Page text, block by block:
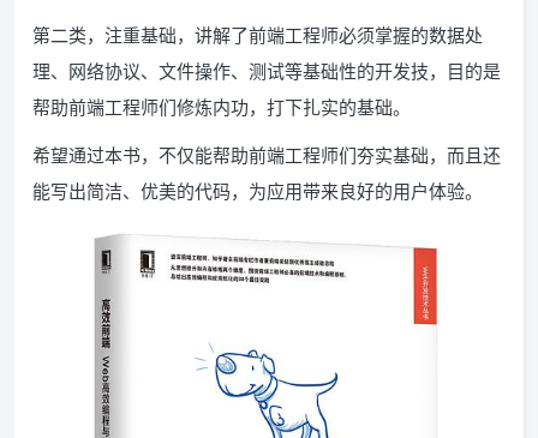
第二类，注重基础，讲解了前端工程师必须掌握的数据处
理、网络协议、文件操作、测试等基础性的开发技，目的是
帮助前端工程师们修炼内功，打下扎实的基础。
希望通过本书，不仅能帮助前端工程师们夯实基础，而且还
能写出简洁、优美的代码，为应用带来良好的用户体验。